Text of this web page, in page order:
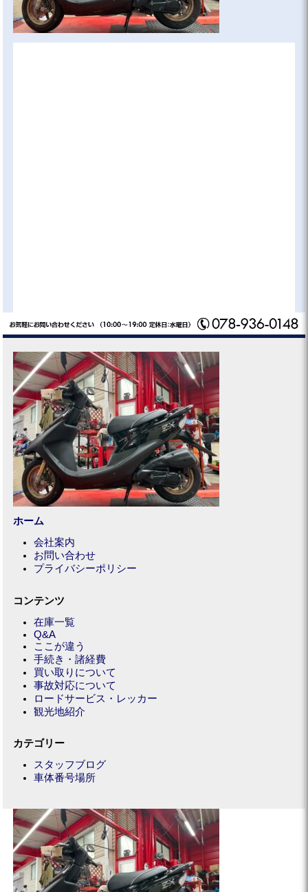
ホーム
会社案内
お問い合わせ
プライバシーポリシー
コンテンツ
在庫一覧
Q&A
ここが違う
手続き・諸経費
買い取りについて
事故対応について
ロードサービス・レッカー
観光地紹介
カテゴリー
スタッフブログ
車体番号場所